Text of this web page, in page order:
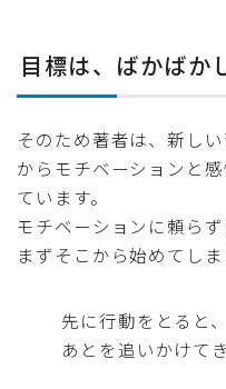
目標は、ばかばか
そのため著者は、新し
からモチベーションと
ています。
モチベーションに頼ら
まずそこから始めてしま
先に行動をとると
あとを追いかけてき